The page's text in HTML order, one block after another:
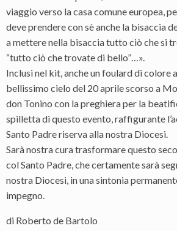
viaggio verso la casa comune europea,
deve prendere con sè anche la bisaccia
a mettere nella bisaccia tutto ciò che si
“tutto ciò che trovate di bello”…».
Inclusi nel kit, anche un foulard di colore
bellissimo cielo del 20 aprile scorso a
don Tonino con la preghiera per la
spilletta di questo evento, raffigurante
Santo Padre riserva alla nostra Diocesi.
Sarà nostra cura trasformare questo
col Santo Padre, che certamente sarà
nostra Diocesi, in una sintonia
impegno.
di Roberto de Bartolo